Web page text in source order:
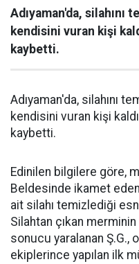
Adıyaman'da, silahını
kendisini vuran kişi
kaybetti.
Adıyaman'da, silahını
kendisini vuran kişi
kaybetti.
Edinilen bilgilere göre,
Beldesinde ikamet
ait silahı temizlediği
Silahtan çıkan
sonucu yaralanan Ş.G.,
ekiplerince yapılan ilk